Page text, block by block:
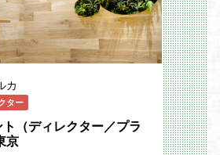
はたらく環境について詳しく
覧ください。
、Python、C#、JavaScrip
づくフレームワークの経験
験 12ヵ月
ーの経験
間10.9時間
得率100%（2017年5月～20
ク・ライフ・バランス推進認
期）
いて】
ジェクトにより異なります
70％が週１回以上リモート
ています。
プ支援】
増やすための制度が充実して
eFootball?、eBaseball?とい
のゲームを競技タイトルとし
ベントの企画から実施運営
いたします。
ベントの企画、実施
る契約交渉/調整、予算管
など
カ
ター
（ディレクター／プラ
京